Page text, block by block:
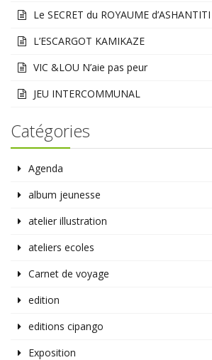
Le SECRET du ROYAUME d’ASHANTITI
L’ESCARGOT KAMIKAZE
VIC &LOU N’aie pas peur
JEU INTERCOMMUNAL
Catégories
Agenda
album jeunesse
atelier illustration
ateliers ecoles
Carnet de voyage
edition
editions cipango
Exposition